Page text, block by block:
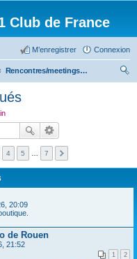
Club de France
Connexion
M’enregistrer
Rencontres/meetings effectués
4 5 7
20:09
de Rouen
21:52
1 2